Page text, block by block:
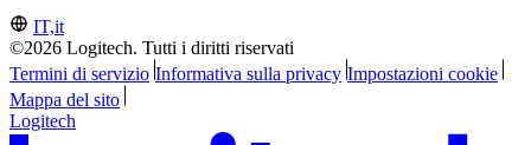
IT,it
©2026 Logitech. Tutti i diritti riservati
Termini di servizio Informativa sulla privacy Impostazioni cookie
Mappa del sito
Logitech